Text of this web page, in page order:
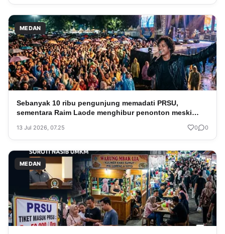
MEDAN
Sebanyak 10 ribu pengunjung memadati PRSU,
sementara Raim Laode menghibur penonton meski
13 Jul 2026, 07.25 0 0
MEDAN